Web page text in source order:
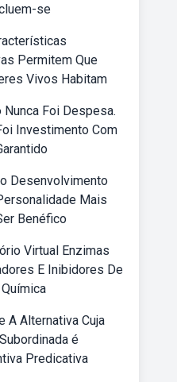
se
Permitem Que
Vivos Habitam
Nunca Foi Despesa.
Investimento Com
Desenvolvimento
Mais
Benéfico
Virtual Enzimas
E Inibidores De
A Alternativa Cuja
é
Predicativa